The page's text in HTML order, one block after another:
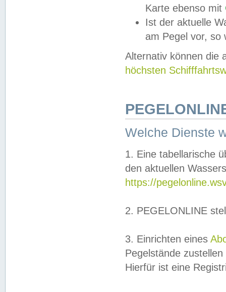
Karte ebenso mit
Ist der aktuelle
am Pegel vor,
Alternativ können die
höchsten
Welche Dienste
1. Eine tabellarische
den aktuellen
https://
2. PEGELONLINE
3. Einrichten eines
Pegelstände
Hierfür ist eine